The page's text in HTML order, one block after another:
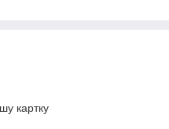
картку